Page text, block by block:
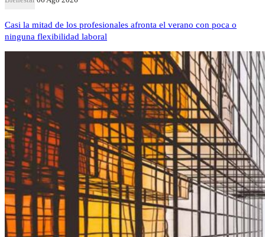
Casi la mitad de los profesionales afronta el verano con poca o
ninguna flexibilidad laboral